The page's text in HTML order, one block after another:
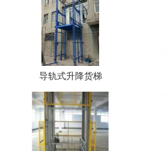
导轨式升降货梯